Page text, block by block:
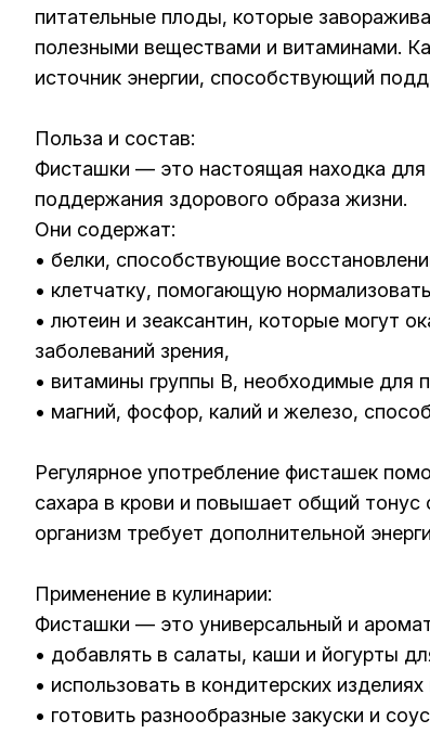
питательные плоды, которые
полезными веществами и витаминами.
источник энергии, способствующий
Польза и состав:
Фисташки — это настоящая находка
поддержания здорового образа жизни.
Они содержат:
• белки, способствующие
• клетчатку, помогающую
• лютеин и зеаксантин, которые могут
заболеваний зрения,
• витамины группы B, необходимые для
• магний, фосфор, калий и железо,
Регулярное употребление фисташек
сахара в крови и повышает общий
организм требует дополнительной
Применение в кулинарии:
Фисташки — это универсальный и
• добавлять в салаты, каши и йогурты
• использовать в кондитерских
• готовить разнообразные закуски и